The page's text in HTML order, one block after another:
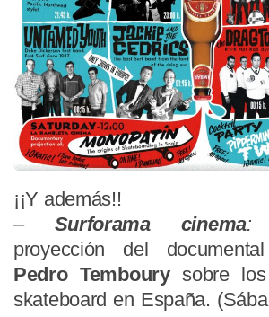
¡¡Y además!!
– Surforama cinema:
proyección del
Pedro Tembourysobre los
skateboard en España.